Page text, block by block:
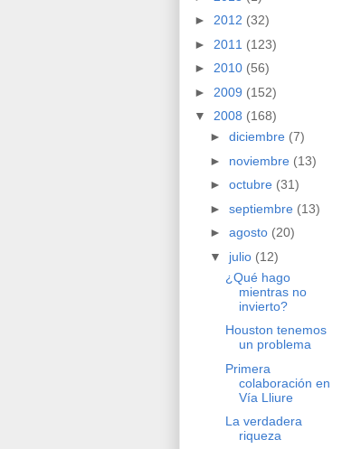
► 2012 (32)
► 2011 (123)
► 2010 (56)
► 2009 (152)
▼ 2008 (168)
► diciembre (7)
► noviembre (13)
► octubre (31)
► septiembre (13)
► agosto (20)
▼ julio (12)
¿Qué hago
mientras no
invierto?
Houston tenemos
un problema
Primera
colaboración en
Vía Lliure
La verdadera
riqueza